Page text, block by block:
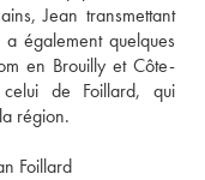
Jean transmettant
également quelques
en Brouilly et Côte-
de Foillard, qui
région.
Foillard